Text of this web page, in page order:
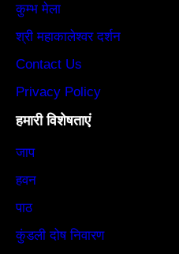
कुम्भ मेला
श्री महाकालेश्वर दर्शन
Contact Us
Privacy Policy
हमारी विशेषताएं
जाप
हवन
पाठ
कुंडली दोष निवारण